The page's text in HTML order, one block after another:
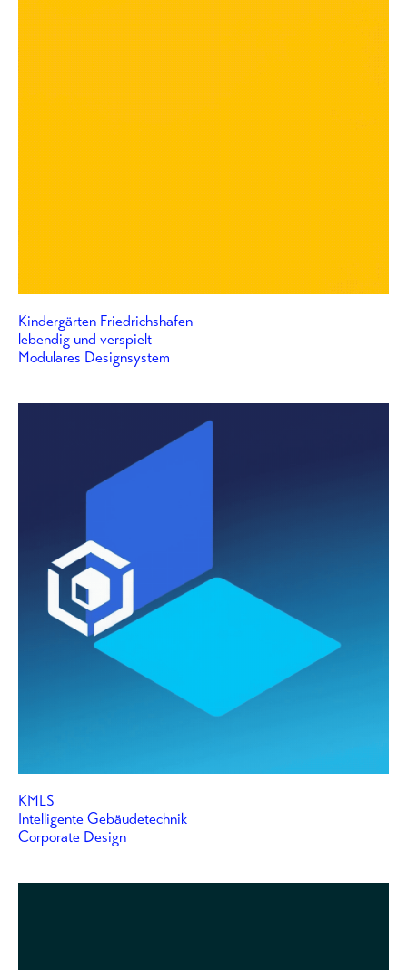
Kindergärten Friedrichshafen
lebendig und verspielt
Modulares Designsystem
KMLS
Intelligente Gebäudetechnik
Corporate Design